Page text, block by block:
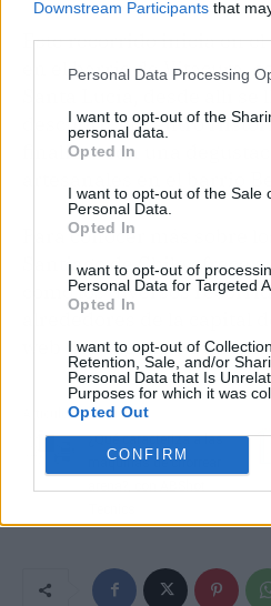
Downstream Participants that
Personal Data Processing
I want to opt-out of the
personal data.
Opted In
I want to opt-out of the Sale
Personal Data.
Opted In
I want to opt-out of
Personal Data for Targeted
Opted In
I want to opt-out of
Retention, Sale, and/or
Personal Data that Is
Purposes for which it was
Opted Out
CONFIRM
Este recorrido inicia en
en el barrio de Vitacura,
descubrir el Centro
finalizar con una
Para conocer más sobre
Santiago de Chile ofrece
como los diversos
alrededores de la capital
web de Viagens e
Artículo anterior
¿Qué caracteriza a las
máquinas de chorrear